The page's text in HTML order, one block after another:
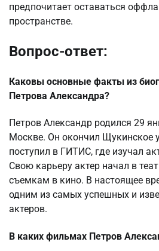
предпочитает оставаться
пространстве.
Вопрос-ответ:
Каковы основные факты из
Петрова Александра?
Петров Александр родился 29
Москве. Он окончил Щукинское
поступил в ГИТИС, где изучал
Свою карьеру актер начал в
съемкам в кино. В настоящее
одним из самых успешных и
актеров.
В каких фильмах Петров